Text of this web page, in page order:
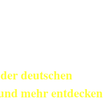
deutschen
mehr entdecken